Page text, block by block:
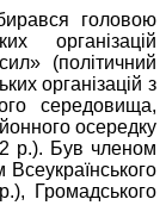
головою
організацій
(політичний
організацій з
середовища,
осередку
р.). Був членом
Громадського